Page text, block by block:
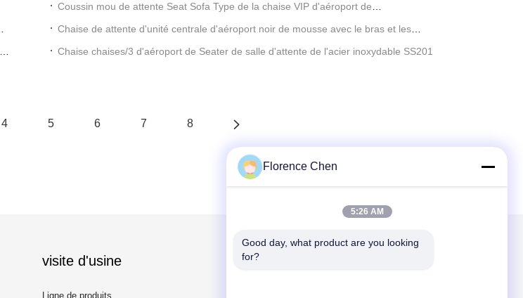
Coussin mou de attente Seat Sofa Type de la chaise VIP d'aéroport de
Chaise de attente d'unité centrale d'aéroport noir de mousse avec le bras et les
Chaise chaises/3 d'aéroport de Seater de salle d'attente de l'acier inoxydable SS201
4 5 6 7 8
visite d'usine
Ligne de produits
Mail nous
Florence Chen
5:26 AM
Good day, what product are you looking
for?